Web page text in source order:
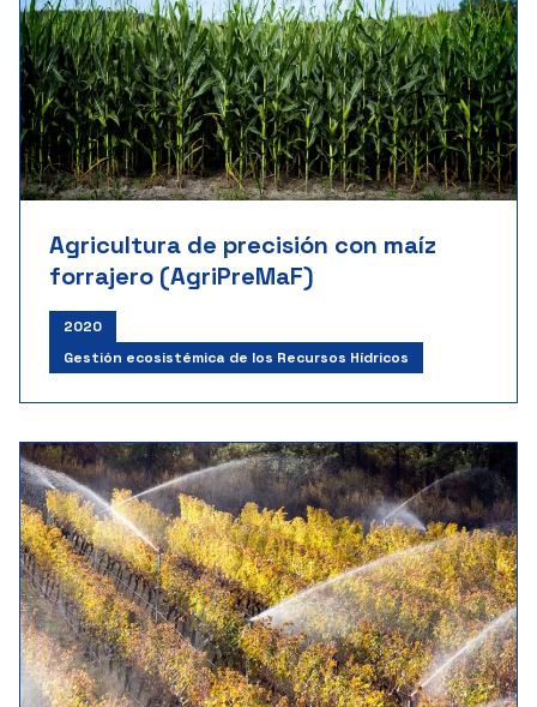
Agricultura de precisión con maíz
forrajero (AgriPreMaF)
2020
Gestión ecosistémica de los Recursos Hídricos